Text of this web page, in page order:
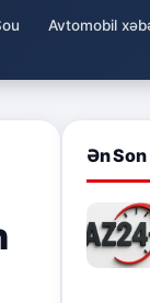
Avtomobil
Ən